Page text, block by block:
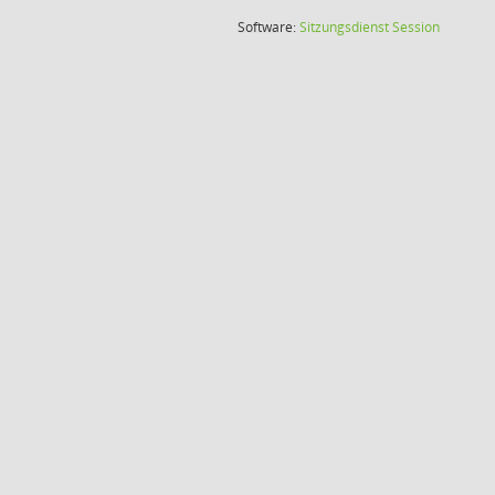
Software:SitzungsdienstSession(Wird in